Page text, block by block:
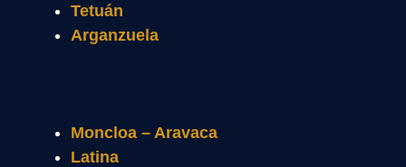
Tetuán
Arganzuela
Moncloa – Aravaca
Latina